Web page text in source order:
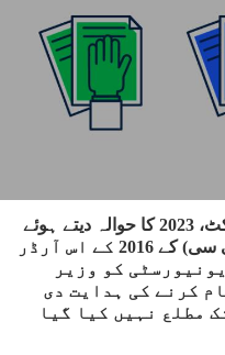
دلی ہائی کورٹ نے ڈی پی ڈی پی ایکٹ، 2023 کا حوالہ دیتے ہوئے
سینٹرل انفارمیشن کمیشن (سی آئی سی) کے 2016 کے اس آرڈر
کو وزیر
کرنے کی ہدایت دی
مطلع نہیں کیا گیا